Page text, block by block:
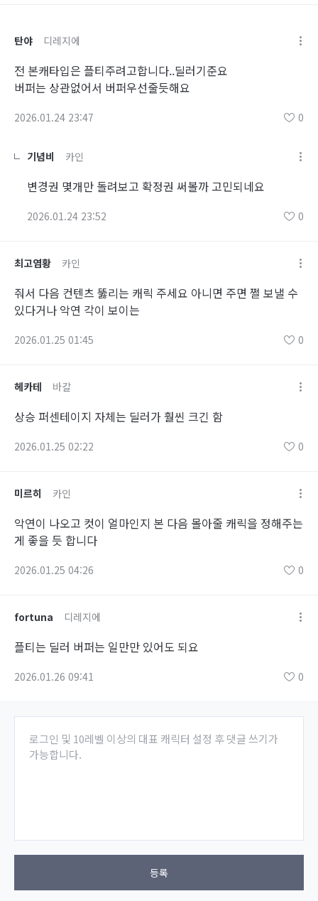
탄야 디레지에
전 본캐타입은 플티주려고합니다..딜러기준요
버퍼는 상관없어서 버퍼우선줄듯해요
2026.01.24 23:47 0
기념비 카인
변경권 몇개만 돌려보고 확정권 써볼까 고민되네요
2026.01.24 23:52 0
최고염황 카인
줘서 다음 컨텐츠 뚫리는 캐릭 주세요 아니면 주면 쩔 보낼 수
있다거나 악연 각이 보이는
2026.01.25 01:45 0
헤카테 바칼
상승 퍼센테이지 자체는 딜러가 훨씬 크긴 함
2026.01.25 02:22 0
미르히 카인
악연이 나오고 컷이 얼마인지 본 다음 몰아줄 캐릭을 정해주는
게 좋을 듯 합니다
2026.01.25 04:26 0
fortuna 디레지에
플티는 딜러 버퍼는 일만만 있어도 되요
2026.01.26 09:41 0
로그인 및 10레벨 이상의 대표 캐릭터 설정 후 댓글 쓰기가
가능합니다.
등록